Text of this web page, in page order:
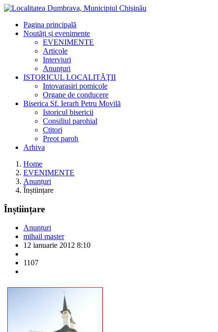
Pagina principală
Noutăți și evenimente
EVENIMENTE
Articole
Interviuri
Anunțuri
ISTORICUL LOCALITĂŢII
Intovarasiri pomicole
Organe de conducere
Biserica Sf. Ierarh Petru Movilă
Istoricul bisericii
Consiliul parohial
Ctitori
Preot paroh
Arhiva
Home
EVENIMENTE
Anunțuri
Înștiințare
Înștiințare
Anunțuri
mihail master
12 ianuarie 2012 8:10
1107